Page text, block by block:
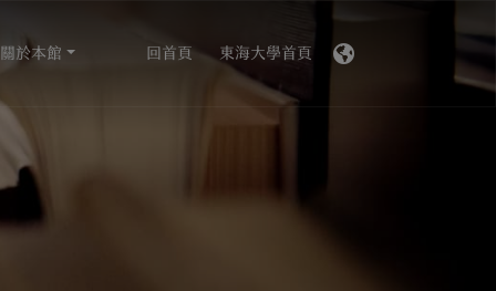
關於本館 回首頁 東海大學首頁